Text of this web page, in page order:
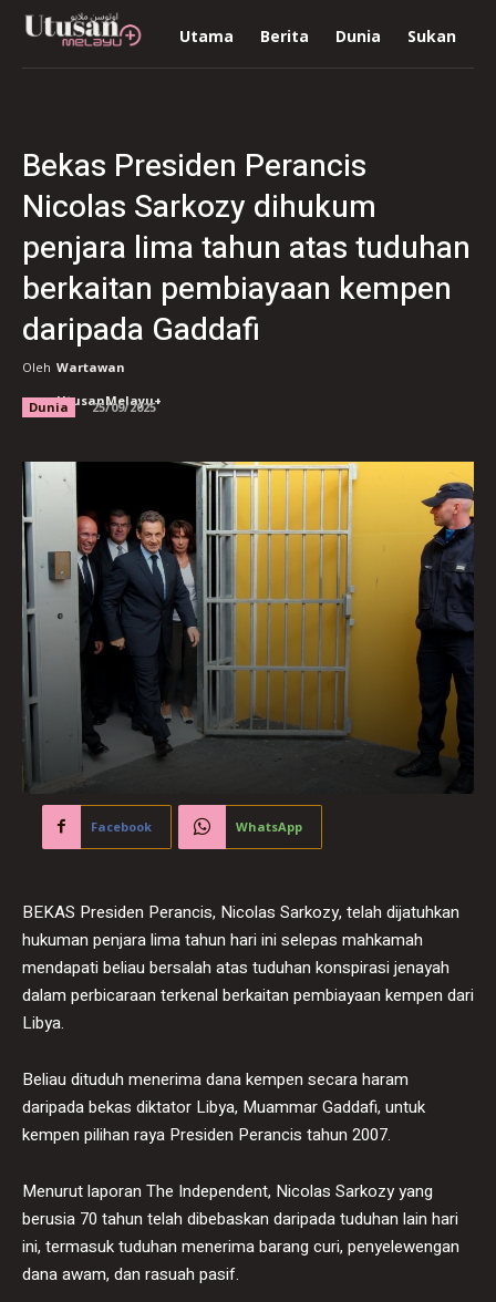
Utama Berita Dunia Sukan
Bekas Presiden Perancis
Nicolas Sarkozy dihukum
penjara lima tahun atas tuduhan
berkaitan pembiayaan kempen
daripada Gaddafi
Oleh Wartawan
UtusanMelayu+
Dunia 25/09/2025
Facebook WhatsApp
BEKAS Presiden Perancis, Nicolas Sarkozy, telah dijatuhkan
hukuman penjara lima tahun hari ini selepas mahkamah
mendapati beliau bersalah atas tuduhan konspirasi jenayah
dalam perbicaraan terkenal berkaitan pembiayaan kempen dari
Libya.
Beliau dituduh menerima dana kempen secara haram
daripada bekas diktator Libya, Muammar Gaddafi, untuk
kempen pilihan raya Presiden Perancis tahun 2007.
Menurut laporan The Independent, Nicolas Sarkozy yang
berusia 70 tahun telah dibebaskan daripada tuduhan lain hari
ini, termasuk tuduhan menerima barang curi, penyelewengan
dana awam, dan rasuah pasif.